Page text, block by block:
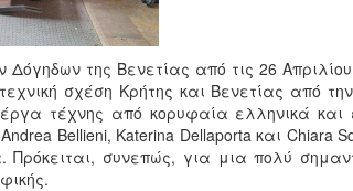
της Βενετίας από τις 26
σχέση Κρήτης και Βενετίας από
τέχνης από κορυφαία ελληνικά και
Bellieni, Katerina Dellaporta και Chiara
συνεπώς, για μια πολύ